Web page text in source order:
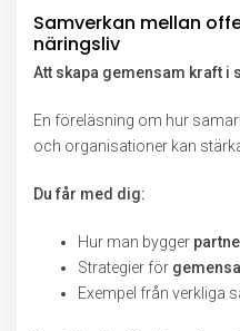
Samverkan mellan
näringsliv
Att skapa gemensam kraft
En föreläsning om hur
och organisationer kan
Du får med dig:
Hur man bygger
Strategier för
Exempel från verkliga